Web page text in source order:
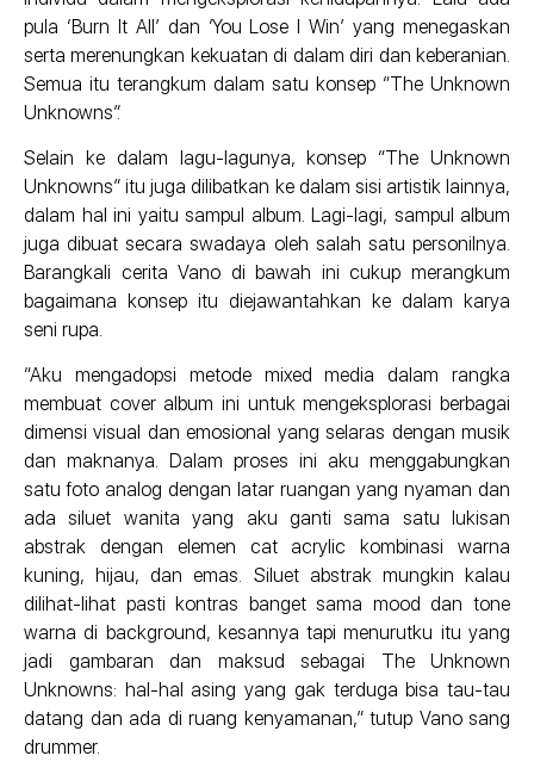
pula ‘Burn It All’ dan ‘You Lose I Win’ yang menegaskan
serta merenungkan kekuatan di dalam diri dan keberanian.
Semua itu terangkum dalam satu konsep “The Unknown
Unknowns”.
Selain ke dalam lagu-lagunya, konsep “The Unknown
Unknowns” itu juga dilibatkan ke dalam sisi artistik lainnya,
dalam hal ini yaitu sampul album. Lagi-lagi, sampul album
juga dibuat secara swadaya oleh salah satu personilnya.
Barangkali cerita Vano di bawah ini cukup merangkum
bagaimana konsep itu diejawantahkan ke dalam karya
seni rupa.
“Aku mengadopsi metode mixed media dalam rangka
membuat cover album ini untuk mengeksplorasi berbagai
dimensi visual dan emosional yang selaras dengan musik
dan maknanya. Dalam proses ini aku menggabungkan
satu foto analog dengan latar ruangan yang nyaman dan
ada siluet wanita yang aku ganti sama satu lukisan
abstrak dengan elemen cat acrylic kombinasi warna
kuning, hijau, dan emas. Siluet abstrak mungkin kalau
dilihat-lihat pasti kontras banget sama mood dan tone
warna di background, kesannya tapi menurutku itu yang
jadi gambaran dan maksud sebagai The Unknown
Unknowns: hal-hal asing yang gak terduga bisa tau-tau
datang dan ada di ruang kenyamanan,” tutup Vano sang
drummer.